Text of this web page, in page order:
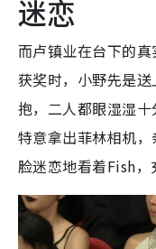
迷恋
而卢镇业在台下的
获奖时，小野先是
抱，二人都眼湿湿
特意拿出菲林相机
脸迷恋地看着Fish，